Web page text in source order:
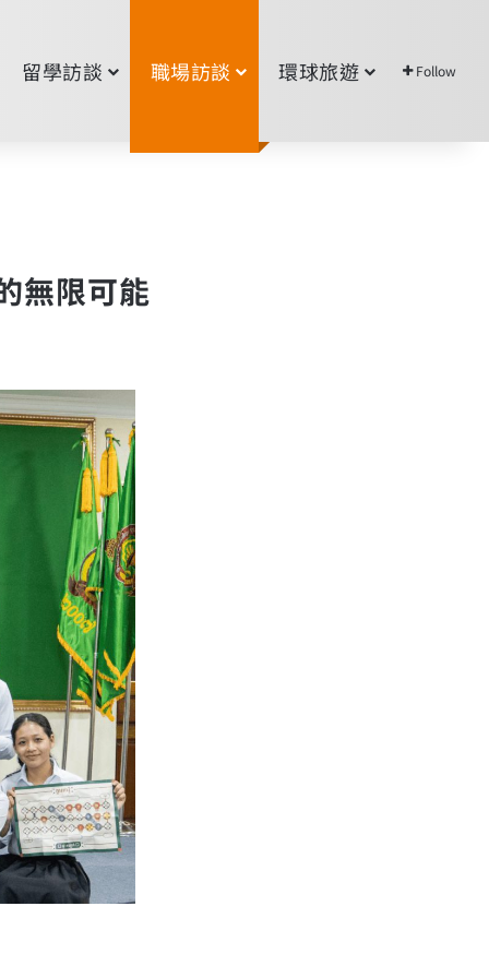
留學訪談 職場訪談 環球旅遊 Follow
無限可能